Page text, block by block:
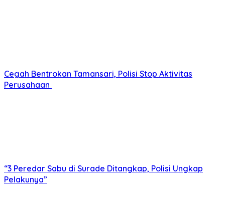
Cegah Bentrokan Tamansari, Polisi Stop Aktivitas
Perusahaan
“3 Peredar Sabu di Surade Ditangkap, Polisi Ungkap
Pelakunya”